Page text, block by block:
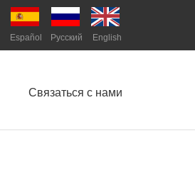
Español Pусский English
Связаться с нами